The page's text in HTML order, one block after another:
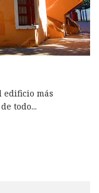
edificio más
todo...